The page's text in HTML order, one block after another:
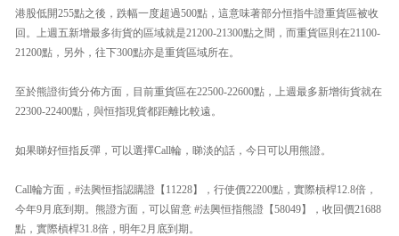
港股低開255點之後，跌幅一度超過500點，這意味著部分恒指牛證重貨區被收
回。上週五新增最多街貨的區域就是21200-21300點之間，而重貨區則在21100-
21200點，另外，往下300點亦是重貨區域所在。
至於熊證街貨分佈方面，目前重貨區在22500-22600點，上週最多新增街貨就在
22300-22400點，與恒指現貨都距離比較遠。
如果睇好恒指反彈，可以選擇Call輪，睇淡的話，今日可以用熊證。
Call輪方面，#法興恒指認購證【11228】，行使價22200點，實際槓桿12.8倍，
今年9月底到期。熊證方面，可以留意 #法興恒指熊證【58049】，收回價21688
點，實際槓桿31.8倍，明年2月底到期。